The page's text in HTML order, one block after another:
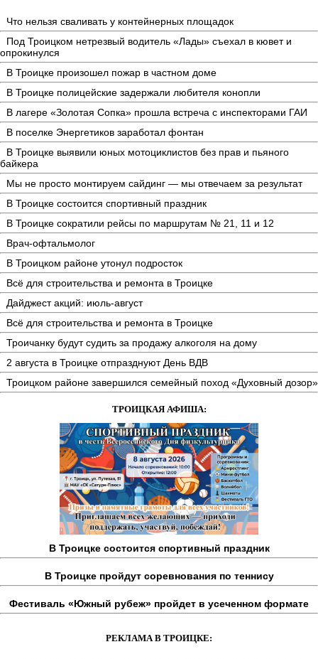
Что нельзя сваливать у контейнерных площадок
Под Троицком нетрезвый водитель «Лады» съехал в кювет и
опрокинулся
В Троицке произошел пожар в частном доме
В Троицке полицейские задержали любителя конопли
В лагере «Золотая Сопка» прошла встреча с инспекторами ГАИ
В поселке Энергетиков заработал фонтан
В Троицке выявили юных мотоциклистов без прав и пьяного
байкера
Мы не просто монтируем сайдинг — мы отвечаем за результат
В Троицке состоится спортивный праздник
В Троицке сократили рейсы по маршрутам № 21, 11 и 12
Врач-офтальмолог
В Троицком районе утонул подросток
Всё для строительства и ремонта в Троицке
Дайджест акций: июль-август
Всё для строительства и ремонта в Троицке
Троичанку будут судить за продажу алкоголя на дому
2 августа в Троицке отпразднуют День ВДВ
Троицком районе завершился семейный поход «Духовный дозор»
ТРОИЦКАЯ АФИША:
В Троицке состоится спортивный праздник
В Троицке пройдут соревнования по теннису
Фестиваль «Южный рубеж» пройдет в усеченном формате
РЕКЛАМА В ТРОИЦКЕ: